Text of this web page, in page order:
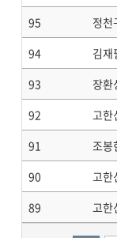
95
정천
94
김재
93
장환
92
고한
91
조봉
90
고한
89
고한